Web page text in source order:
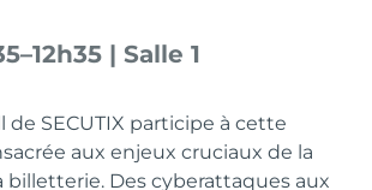
| Salle 1
SECUTIX participe à cette
aux enjeux cruciaux de la
billetterie. Des cyberattaques aux